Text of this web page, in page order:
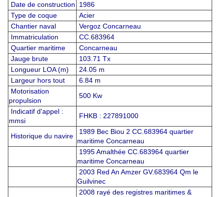
Date de construction
1986
Type de coque
Acier
Chantier naval
Vergoz Concarneau
Immatriculation
CC.683964
Quartier maritime
Concarneau
Jauge brute
103.71 Tx
Longueur LOA (m)
24.05 m
Largeur hors tout
6.84 m
Motorisation
propulsion
500 Kw
Indicatif d'appel :
mmsi
FHKB : 227891000
Historique du navire
1989 Bec Biou 2 CC.683964 quartier
maritime Concarneau
1995 Amalthée CC.683964 quartier
maritime Concarneau
2003 Red An Amzer GV.683964 Qm le
Guilvinec
2008 rayé des registres maritimes &